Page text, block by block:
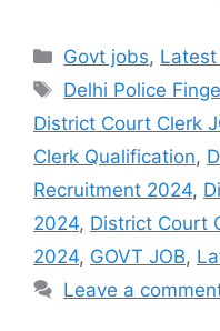
Categories
Govt jobs,
Tags
Delhi Police
District Court Clerk
Clerk Qualification,
Recruitment 2024,
2024, District Court
2024, GOVT JOB,
Leave a